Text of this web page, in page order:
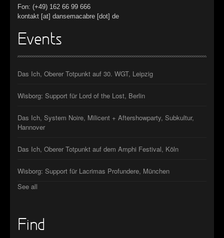
Fon: (+49) 162 66 99 666
kontakt [at] dansemacabre [dot] de
Events
Das Ich, Oberer Totpunkt auf 30. WGT, Leipzig
Wisborg: Support für Lord of the Lost, Berlin
Das Ich, System Noire, Milicent + Aftershowparty, Subkultur,
Hannover
Das Ich, Oberer Totpunkt auf dem Amphi Festival, Köln
Wisborg: Support für Lacrimas Profundere, München
See all
Find